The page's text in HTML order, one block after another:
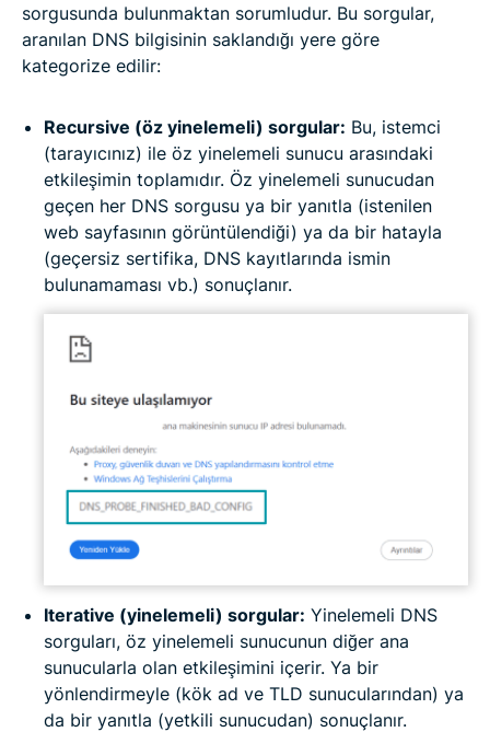
sorgusunda bulunmaktan sorumludur. Bu sorgular,
aranılan DNS bilgisinin saklandığı yere göre
kategorize edilir:
Recursive (öz yinelemeli) sorgular: Bu, istemci
(tarayıcınız) ile öz yinelemeli sunucu arasındaki
etkileşimin toplamıdır. Öz yinelemeli sunucudan
geçen her DNS sorgusu ya bir yanıtla (istenilen
web sayfasının görüntülendiği) ya da bir hatayla
(geçersiz sertifika, DNS kayıtlarında ismin
bulunamaması vb.) sonuçlanır.
Iterative (yinelemeli) sorgular: Yinelemeli DNS
sorguları, öz yinelemeli sunucunun diğer ana
sunucularla olan etkileşimini içerir. Ya bir
yönlendirmeyle (kök ad ve TLD sunucularından) ya
da bir yanıtla (yetkili sunucudan) sonuçlanır.